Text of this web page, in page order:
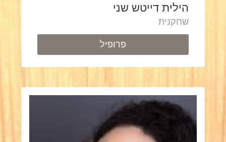
הילית דייטש שני
שחקנית
פרופיל